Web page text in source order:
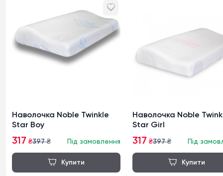
Наволочка Noble Twinkle
Star Boy
317 ₴397₴ Під замовлення
Наволочка Noble Twinkle
Star Girl
317 ₴397₴ Під